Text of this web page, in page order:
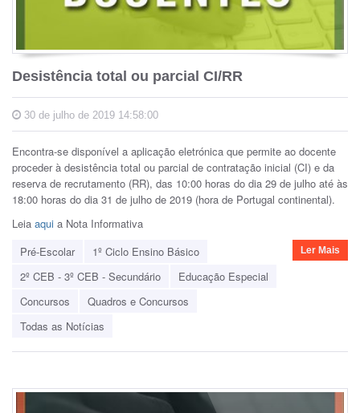
Desistência total ou parcial CI/RR
30 de julho de 2019 14:58:00
Encontra-se disponível a aplicação eletrónica que permite ao docente
proceder à desistência total ou parcial de contratação inicial (CI) e da
reserva de recrutamento (RR), das 10:00 horas do dia 29 de julho até às
18:00 horas do dia 31 de julho de 2019 (hora de Portugal continental).
Leia aqui a Nota Informativa
Pré-Escolar
1º Ciclo Ensino Básico
2º CEB - 3º CEB - Secundário
Educação Especial
Concursos
Quadros e Concursos
Todas as Notícias
Ler Mais